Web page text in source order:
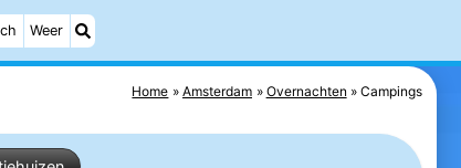
Weer
Home Amsterdam Overnachten Campings